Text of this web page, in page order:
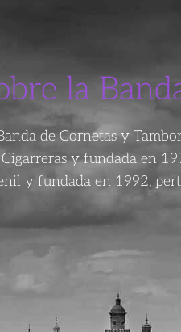
la
de Cornetas y
Cigarreras y fundada en
y fundada en 1992,